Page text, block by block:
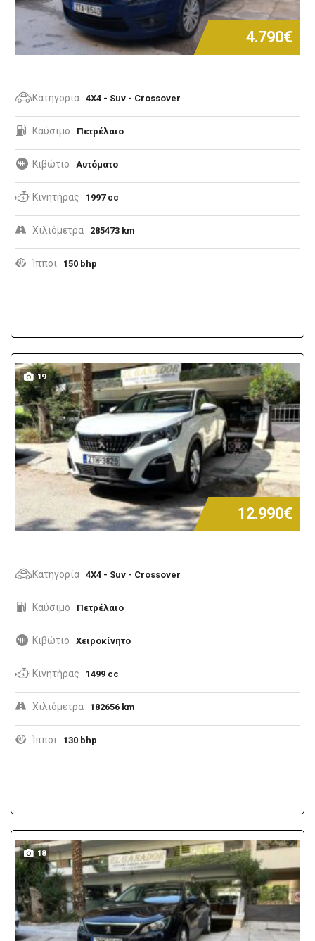
4.790€
Κατηγορία 4X4 - Suv - Crossover
Καύσιμο Πετρέλαιο
Κιβώτιο Αυτόματο
Κινητήρας 1997 cc
Χιλιόμετρα 285473 km
Ίπποι 150 bhp
19
12.990€
Κατηγορία 4X4 - Suv - Crossover
Καύσιμο Πετρέλαιο
Κιβώτιο Χειροκίνητο
Κινητήρας 1499 cc
Χιλιόμετρα 182656 km
Ίπποι 130 bhp
18